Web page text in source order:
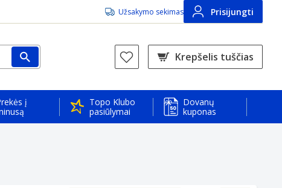
Užsakymo sekimas Prisijungti
Krepšelis tuščias
į
Topo Klubo
pasiūlymai
Dovanų
kuponas